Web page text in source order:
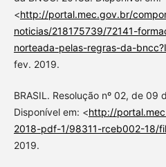
<http://portal.mec.gov.br/
noticias/218175739/72141-
norteada-pelas-regras-da-
fev. 2019.
BRASIL. Resolução nº 02, de 09
Disponível em: <http://
2018-pdf-1/98311-rceb002-18/
2019.